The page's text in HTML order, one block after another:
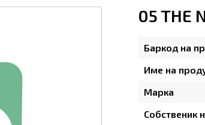
05 THE
Баркод на
Име на
Марка
Собственик